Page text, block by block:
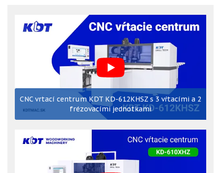
CNC vrtací centrum KDT KD-612KHSZ s 3 vŕtacími a 2
frézovacími jednotkami